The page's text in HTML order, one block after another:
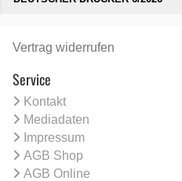
Vertrag widerrufen
Service
Kontakt
Mediadaten
Impressum
AGB Shop
AGB Online